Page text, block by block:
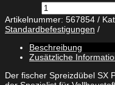
fischer
Spreizdübel
SX
Plus
10
x
80
Menge
Artikelnummer: 567854
Standardbefestigungen
Beschreibung
Zusätzliche
Der fischer Spreizdübel SX